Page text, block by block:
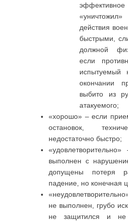
действия
быстрыми,
должной
если
окончании
выбито из
атакуемого;
«хорошо» – если
остановок,
недостаточно быстро;
выполнен с
допущены потеря
падение, но конечная
не выполнен, грубо
не защитился и не